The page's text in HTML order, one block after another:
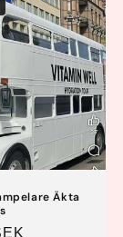
Äkta